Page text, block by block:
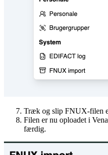
Træk og slip FNUX-filen
Filen er nu oploadet i
færdig.